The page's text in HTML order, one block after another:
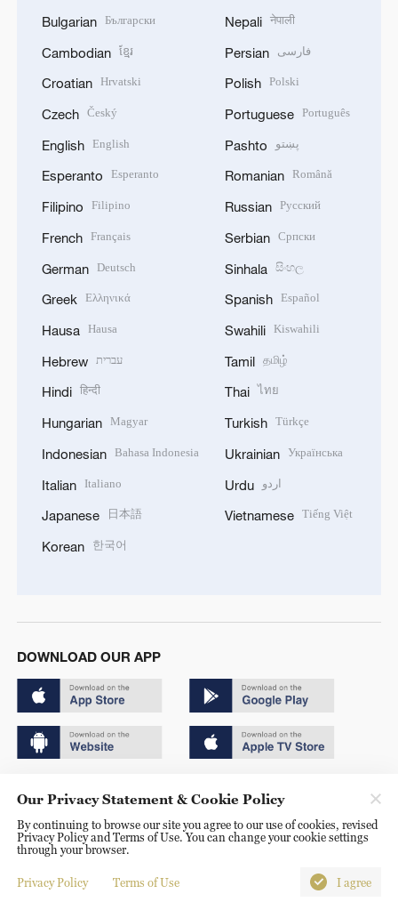
Bulgarian Български
Cambodian ខ្មែរ
Croatian Hrvatski
Czech Český
English English
Esperanto Esperanto
Filipino Filipino
French Français
German Deutsch
Greek Ελληνικά
Hausa Hausa
Hebrew עברית
Hindi हिन्दी
Hungarian Magyar
Indonesian Bahasa Indonesia
Italian Italiano
Japanese 日本語
Korean 한국어
Nepali नेपाली
Persian فارسی
Polish Polski
Portuguese Português
Pashto پښتو
Romanian Română
Russian Русский
Serbian Српски
Sinhala සිංහල
Spanish Español
Swahili Kiswahili
Tamil தமிழ்
Thai ไทย
Turkish Türkçe
Ukrainian Українська
Urdu اردو
Vietnamese Tiếng Việt
DOWNLOAD OUR APP
京ICP备20000184号
京公网安备 11010502050052号
Disinformation report hotline: 010-85061466
Our Privacy Statement & Cookie Policy
By continuing to browse our site you agree to our use of cookies, revised
Privacy Policy and Terms of Use. You can change your cookie settings
through your browser.
Privacy Policy Terms of Use I agree